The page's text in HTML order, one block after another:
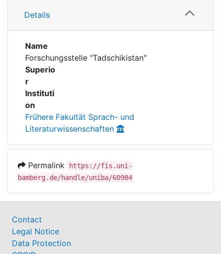
Awards
My FIS
Details
Name
Forschungsstelle "Tadschikistan"
Superio
r
Instituti
on
Frühere Fakultät Sprach- und
Literaturwissenschaften
Permalink
https://fis.uni-
bamberg.de/handle/uniba/60984
Contact
Legal Notice
Data Protection